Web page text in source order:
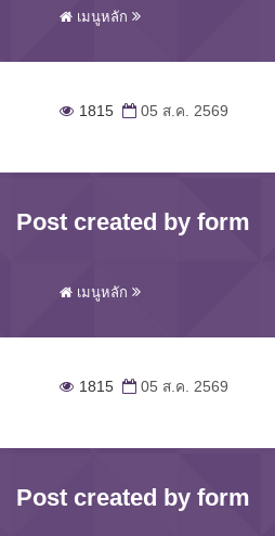
เมนูหลัก
1815 05 ส.ค. 2569
Post created by form
เมนูหลัก
1815 05 ส.ค. 2569
Post created by form